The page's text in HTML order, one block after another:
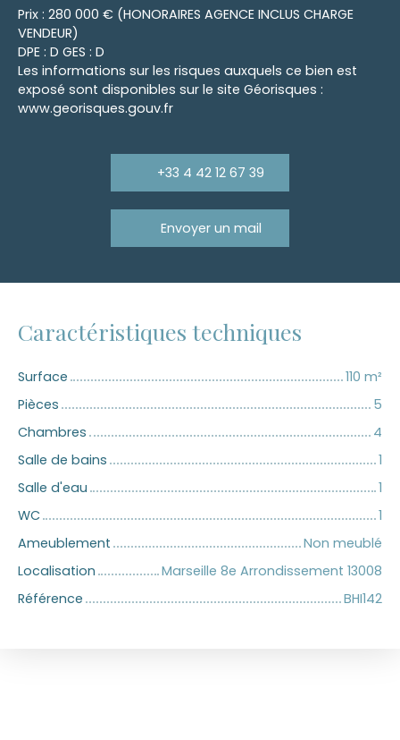
Prix : 280 000 € (HONORAIRES AGENCE INCLUS CHARGE
VENDEUR)
DPE : D GES : D
Les informations sur les risques auxquels ce bien est
exposé sont disponibles sur le site Géorisques :
www.georisques.gouv.fr
+33 4 42 12 67 39
Envoyer un mail
Caractéristiques techniques
Surface 110 m²
Pièces
5
Chambres
4
Salle de bains
1
Salle d'eau
1
WC
1
Ameublement
Non meublé
Localisation
Marseille 8e Arrondissement 13008
Référence
BHI142